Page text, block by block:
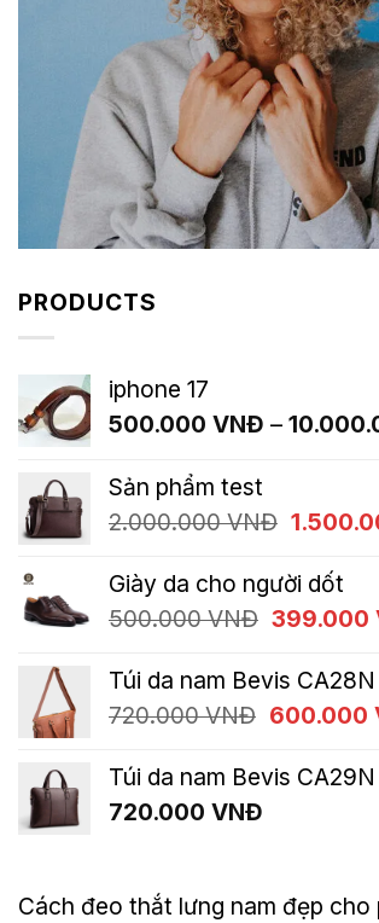
PRODUCTS
iphone 17
500.000 VNĐ –
Sản phẩm test
2.000.000VNĐ Giá
là:
Giày da cho người dốt
500.000VNĐ Giá
là:
500.000
399.000
Túi da nam Bevis CA28N
720.000VNĐ Giá
là:
600.000
Túi da nam Bevis CA29N
720.000 VNĐ
Cách đeo thắt lưng nam đẹp cho